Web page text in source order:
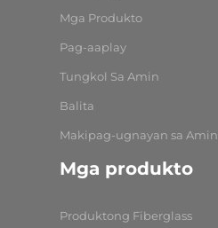
Mga Produkto
Pag-aaplay
Tungkol Sa Amin
Balita
Makipag-ugnayan sa Amin
Mga produkto
Produktong Fiberglass